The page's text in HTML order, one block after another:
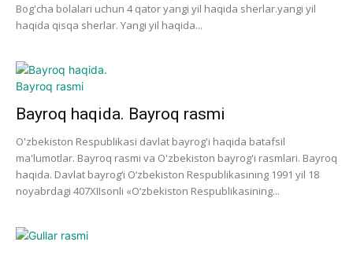
Bog'cha bolalari uchun 4 qator yangi yil haqida sherlar.yangi yil
haqida qisqa sherlar. Yangi yil haqida...
Bayroq haqida. Bayroq rasmi
O'zbekiston Respublikasi davlat bayrog'i haqida batafsil
ma'lumotlar. Bayroq rasmi va O'zbekiston bayrog'i rasmlari. Bayroq
haqida. Davlat bayrog‘i O‘zbekiston Respublikasining 1991 yil 18
noyabrdagi 407­XII­sonli «O‘zbekiston Respublikasining...